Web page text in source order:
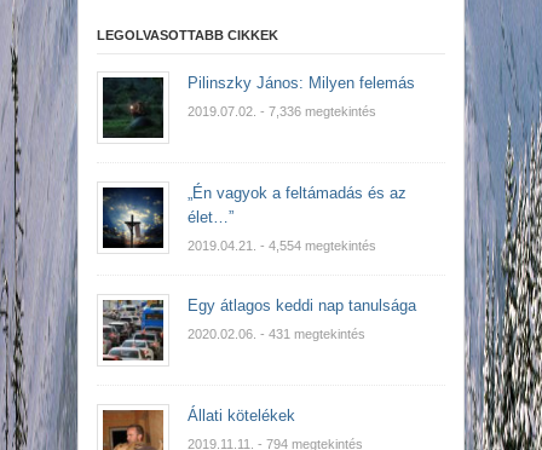
LEGOLVASOTTABB CIKKEK
Pilinszky János: Milyen felemás
2019.07.02. - 7,336 megtekintés
„Én vagyok a feltámadás és az
élet…”
2019.04.21. - 4,554 megtekintés
Egy átlagos keddi nap tanulsága
2020.02.06. - 431 megtekintés
Állati kötelékek
2019.11.11. - 794 megtekintés